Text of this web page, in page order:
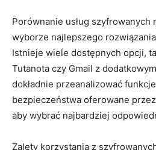
Porównanie usług szyfrowanych
wyborze najlepszego
Istnieje wiele dostępnych opcji,
Tutanota czy Gmail z
dokładnie przeanalizować
bezpieczeństwa oferowane
aby wybrać najbardziej
Zalety korzystania z